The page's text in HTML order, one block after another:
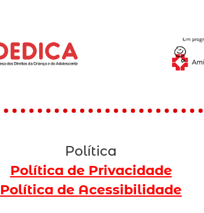
Política
Política de Privacidade
Política de Acessibilidade